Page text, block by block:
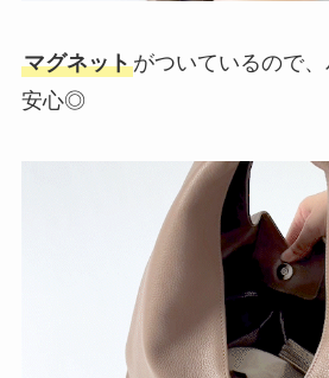
マグネットがついているので
安心◎